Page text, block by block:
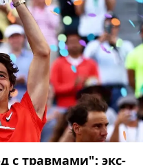
с травмами": экс-